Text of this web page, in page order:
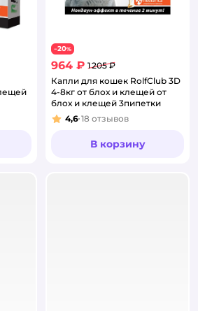
−20%
964 ₽ 1 205 ₽
Капли для кошек RolfClub 3D
4-8кг от блох и клещей от
блох и клещей 3пипетки
Рейтинг:
4,6 18 отзывов
В корзину